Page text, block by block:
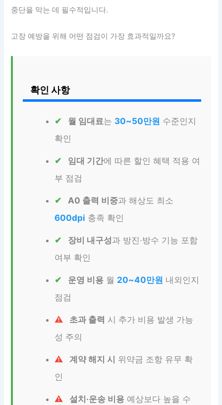
중단을 막는 데 필수적입니다.
고장 예방을 위해 어떤 점검이 가장 효과적일까요?
확인 사항
월 임대료는 30~50만원 수준인지
확인
임대 기간에 따른 할인 혜택 적용 여
부 점검
A0 출력 비중과 해상도 최소
600dpi 충족 확인
장비 내구성과 방진·방수 기능 포함
여부 확인
운영 비용 월 20~40만원 내외인지
점검
초과 출력 시 추가 비용 발생 가능
성 주의
계약 해지 시 위약금 조항 유무 확
인
설치·운송 비용 예상보다 높을 수